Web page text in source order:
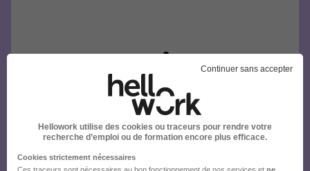
Continuer sans accepter
Hellowork utilise des cookies ou traceurs pour rendre votre
recherche d’emploi ou de formation encore plus efficace.
Cookies strictement nécessaires
Ces traceurs sont nécessaires au bon fonctionnement de nos services et ne